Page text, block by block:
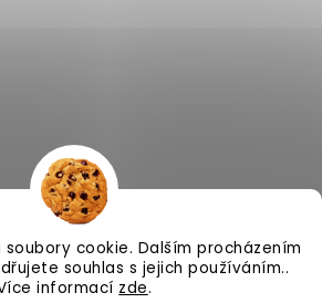
cookie. Dalším procházením
souhlas s jejich používáním..
informací zde.
Vytvořil Shoptet
Chrápátko.cz . Všechna práva
Upravit nastavení cookies